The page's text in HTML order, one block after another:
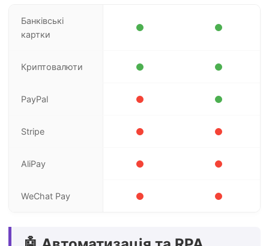
Банківські
картки
Криптовалюти
PayPal
Stripe
AliPay
WeChat Pay